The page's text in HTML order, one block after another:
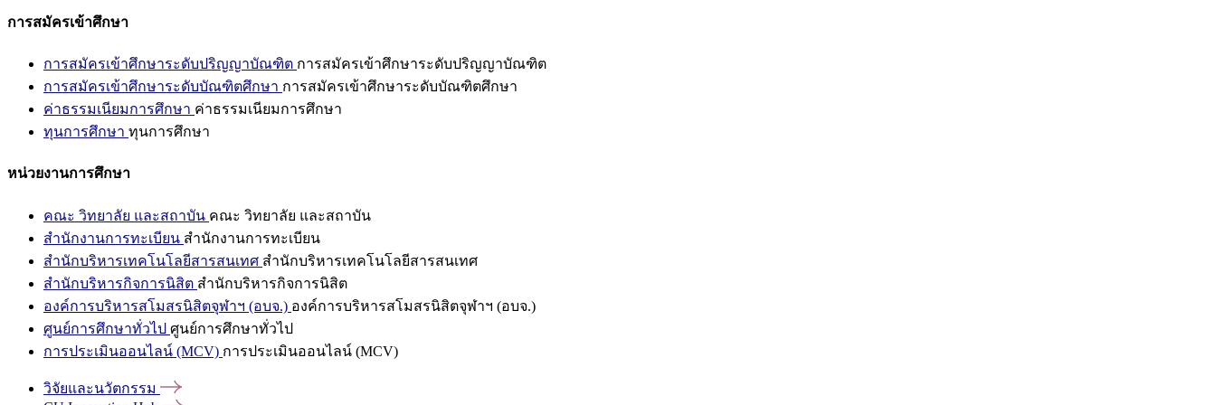
การสมัครเข้าศึกษา
การสมัครเข้าศึกษาระดับปริญญาบัณฑิต การสมัครเข้าศึกษาระดับปริญญาบัณฑิต
การสมัครเข้าศึกษาระดับบัณฑิตศึกษา การสมัครเข้าศึกษาระดับบัณฑิตศึกษา
ค่าธรรมเนียมการศึกษา ค่าธรรมเนียมการศึกษา
ทุนการศึกษา ทุนการศึกษา
หน่วยงานการศึกษา
คณะ วิทยาลัย และสถาบัน คณะ วิทยาลัย และสถาบัน
สำนักงานการทะเบียน สำนักงานการทะเบียน
สำนักบริหารเทคโนโลยีสารสนเทศ สำนักบริหารเทคโนโลยีสารสนเทศ
สำนักบริหารกิจการนิสิต สำนักบริหารกิจการนิสิต
องค์การบริหารสโมสรนิสิตจุฬาฯ (อบจ.) องค์การบริหารสโมสรนิสิตจุฬาฯ (อบจ.)
ศูนย์การศึกษาทั่วไป ศูนย์การศึกษาทั่วไป
การประเมินออนไลน์ (MCV) การประเมินออนไลน์ (MCV)
วิจัยและนวัตกรรม